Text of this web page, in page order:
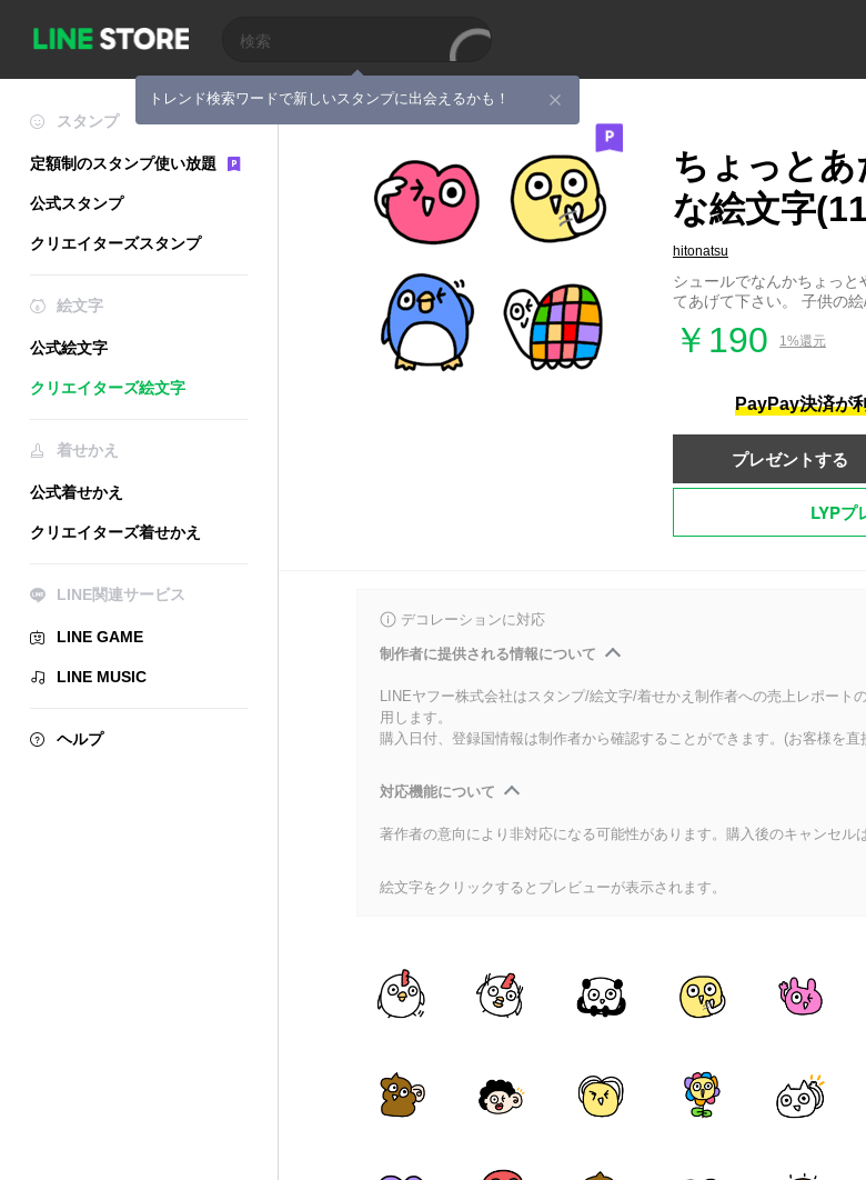
トレンド検索ワードで新しいスタンプに出会えるかも！
スタンプ
定額制のスタンプ使い放題
公式スタンプ
クリエイターズスタンプ
絵文字
公式絵文字
クリエイターズ絵文字
着せかえ
公式着せかえ
クリエイターズ着せかえ
LINE関連サービス
LINE GAME
LINE MUSIC
ヘルプ
ちょっとあ
な絵文字
hitonatsu
シュールでなんかちょっと
てあげて下さい。 子供の
￥190 1%還元
PayPay決済が
プレゼントする
LYPプ
デコレーションに対応
制作者に提供される情報について
LINEヤフー株式会社はスタンプ/絵文字/着せかえ制作者への売上レポート
用します。
購入日付、登録国情報は制作者から確認することができます。(お客様を
対応機能について
著作者の意向により非対応になる可能性があります。購入後のキャンセル
絵文字をクリックするとプレビューが表示されます。